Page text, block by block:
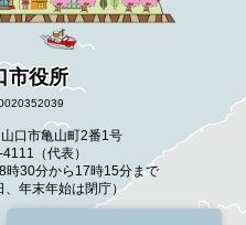
市役所
口市亀山町2番1号
（代表）
時30分から17時15分まで
、年末年始は閉庁）